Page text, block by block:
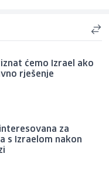
ćemo Izrael ako
rješenje
za
s Izraelom nakon